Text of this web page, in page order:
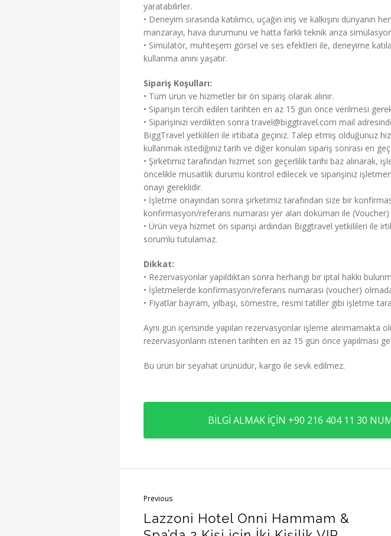
yaratabilirler.
• Deneyim sırasında katılımcı, uçağın iniş ve kalkışını
manzarayı, hava durumunu ve hatta farklı teknik arıza
• Simülatör, muhteşem görsel ve ses efektleri ile, deneyime
kullanma anını yaşatır.
Sipariş Koşulları:
• Tüm ürün ve hizmetler bir ön sipariş olarak alınır.
• Siparişin tercih edilen tarihten en az 15 gün önce verilmesi
• Siparişinizi verdikten sonra travel@biggtravel.com mail
BiggTravel yetkilileri ile irtibata geçiniz. Talep etmiş olduğunuz
kullanmak istediğiniz tarih ve diğer konuları sipariş sonrası en
• Şirketimiz tarafından hizmet son geçerlilik tarihi baz alınarak,
öncelikle müsaitlik durumu kontrol edilecek ve siparişiniz
onayı gereklidir.
• İşletme onayından sonra şirketimiz tarafından size bir
konfirmasyon/referans numarası yer alan doküman ile (Voucher)
• Ürün veya hizmet ön siparişi ardından Biggtravel yetkilileri ile
sorumlu tutulamaz.
Dikkat:
• Rezervasyonlar yapıldıktan sonra herhangi bir iptal hakkı
• İşletmelerde konfirmasyon/referans numarası (voucher)
• Fiyatlar bayram, yılbaşı, sömestre, resmi tatiller gibi işletme
Aynı gün içerisinde yapılan rezervasyonlar işleme alınmamakta
rezervasyonların istenen tarihten en az 15 gün önce yapılması
Bu ürün bir seyahat ürünüdür, kargo ile sevk edilmez.
BİLGİ ALMAK İÇİN +90 216 404 11 30
Previous
Lazzoni Hotel Onni Hammam &